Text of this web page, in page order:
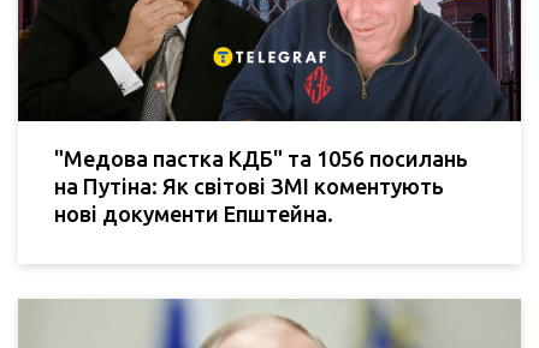
"Медова пастка КДБ" та 1056 посилань
на Путіна: Як світові ЗМІ коментують
нові документи Епштейна.